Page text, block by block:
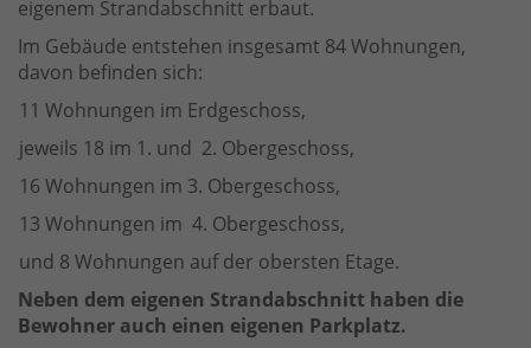
eigenem Strandabschnitt erbaut.
Im Gebäude entstehen insgesamt 84 Wohnungen,
davon befinden sich:
11 Wohnungen im Erdgeschoss,
jeweils 18 im 1. und 2. Obergeschoss,
16 Wohnungen im 3. Obergeschoss,
13 Wohnungen im 4. Obergeschoss,
und 8 Wohnungen auf der obersten Etage.
Neben dem eigenen Strandabschnitt haben die
Bewohner auch einen eigenen Parkplatz.